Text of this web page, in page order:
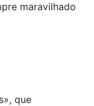
maravilhado
que